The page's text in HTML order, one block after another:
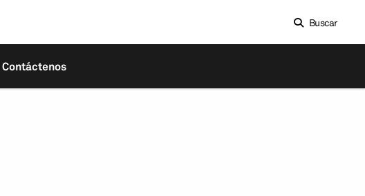
Buscar
Contáctenos